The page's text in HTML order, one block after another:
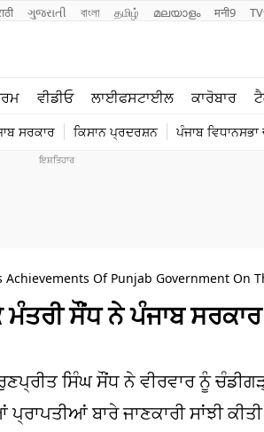
ગુજરાતી বাংলা தமிழ் മലയാളം मनी9
ਵੀਡੀਓ ਲਾਈਫਸਟਾਈਲ ਕਾਰੋਬਾਰ
ਸਰਕਾਰ ਕਿਸਾਨ ਪ੍ਰਦਰਸ਼ਨ ਪੰਜਾਬ ਵਿਧਾਨਸਭਾ
ਟੈਕਨੋਲਜੀ
Of Punjab Government On
ਸੌਂਧ ਨੇ ਪੰਜਾਬ
ਸਿੰਘ ਸੌਂਧ ਨੇ ਵੀਰਵਾਰ ਨੂੰ
ਬਾਰੇ ਜਾਣਕਾਰੀ ਸਾਂਝੀ